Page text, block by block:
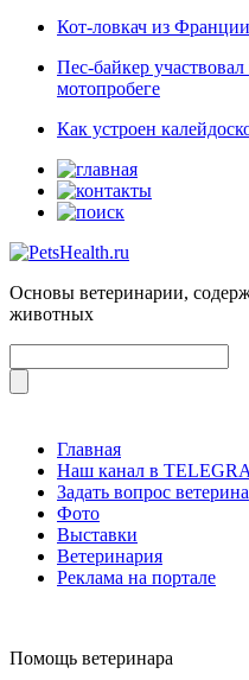
Кот-ловкач из
Пес-байкер
мотопробеге
Как устроен
Основы ветеринарии,
животных
Главная
Наш канал в
Задать вопрос
Фото
Выставки
Ветеринария
Реклама на портале
Помощь ветеринара